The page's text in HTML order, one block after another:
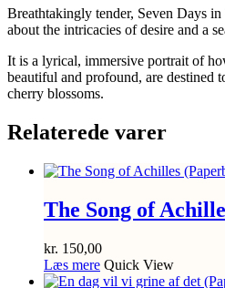
Breathtakingly tender, Seven Days
about the intricacies of desire and a
It is a lyrical, immersive portrait of
beautiful and profound, are destined
cherry blossoms.
Relaterede varer
The Song of
kr. 150,00
Læs mere Quick View